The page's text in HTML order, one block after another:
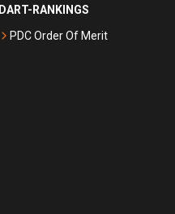
DART-RANKINGS
PDC Order Of Merit